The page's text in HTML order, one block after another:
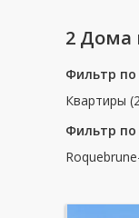
2 Дома
Фильтр по
Квартиры
Фильтр